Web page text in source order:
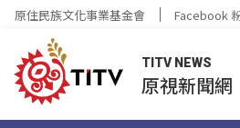
原住民族文化事業基金會 Facebook
TITV NEWS
原視新聞網